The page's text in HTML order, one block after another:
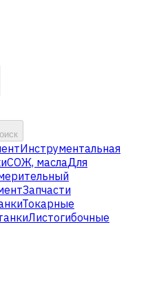
Инструментальная
СОЖ, маслаДля
Запчасти
Токарные
Листогибочные